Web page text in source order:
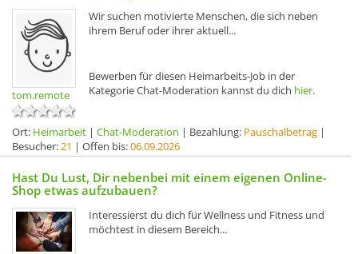
tom.remote
Wir suchen motivierte Menschen, die sich neben
ihrem Beruf oder ihrer aktuell...
Bewerben für diesen Heimarbeits-Job in der
Kategorie Chat-Moderation kannst du dich hier.
Ort: Heimarbeit | Chat-Moderation | Bezahlung: Pauschalbetrag |
Besucher:21 | Offen bis:06.09.2026
Hast Du Lust, Dir nebenbei mit einem eigenen Online-
Shop etwas aufzubauen?
Interessierst du dich für Wellness und Fitness und
möchtest in diesem Bereich...